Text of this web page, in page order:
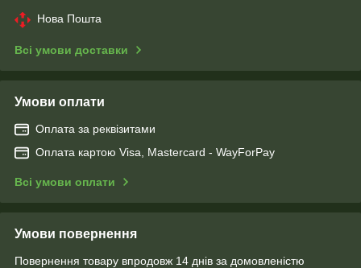
Нова Пошта
Всі умови доставки
Умови оплати
Оплата за реквізитами
Оплата картою Visa, Mastercard - WayForPay
Всі умови оплати
Умови повернення
Повернення товару впродовж 14 днів за домовленістю